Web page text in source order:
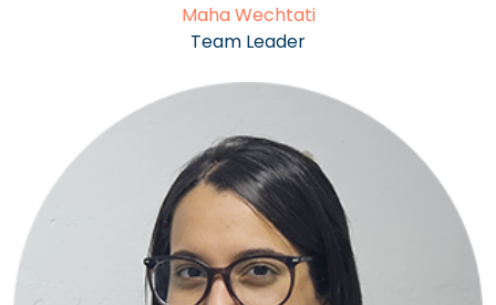
Maha Wechtati
Team Leader